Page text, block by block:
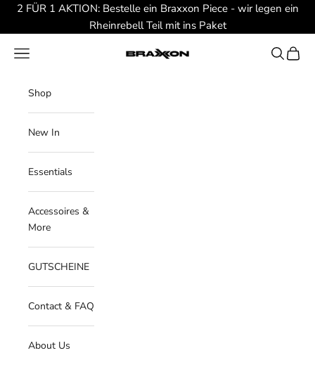
Zum Inhalt springen
2 FÜR 1 AKTION: Bestelle ein Braxxon Piece - wir legen ein
Rheinrebell Teil mit ins Paket
Braxxon
Menü Suchen
Shop
New In
Essentials
Accessoires &
More
GUTSCHEINE
Contact & FAQ
About Us